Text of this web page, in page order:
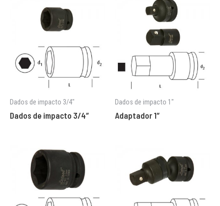
Dados de impacto 3/4"
Dados de impacto 3/4″
Dados de impacto 1"
Adaptador 1″